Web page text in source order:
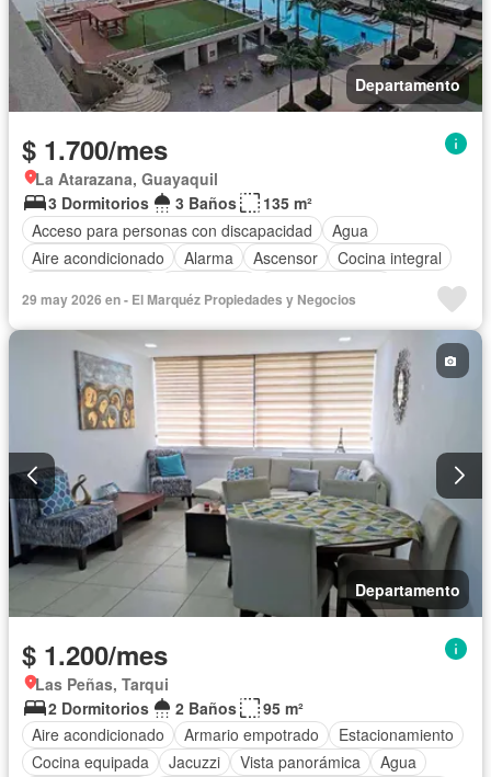
Departamento
$ 1.700/mes
La Atarazana, Guayaquil
3 Dormitorios
3 Baños
135 m²
Acceso para personas con discapacidad
Agua
Aire acondicionado
Alarma Ascensor
Cocina integral
Garita de guardianía
Jacuzzi Piscina
Conserje
Seguridad
Vista panorámica Parcialmente amoblado
29 may 2026 en - El Marquéz Propiedades y Negocios
Departamento
$ 1.200/mes
Las Peñas, Tarqui
2 Dormitorios
2 Baños
95 m²
Aire acondicionado
Armario empotrado
Estacionamiento
Cocina equipada
Jacuzzi Vista panorámica
Agua